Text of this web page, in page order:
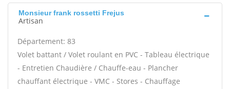
Monsieur frank rossetti Frejus
Artisan
Département: 83
Volet battant / Volet roulant en PVC - Tableau électrique
- Entretien Chaudière / Chauffe-eau - Plancher
chauffant électrique - VMC - Stores - Chauffage